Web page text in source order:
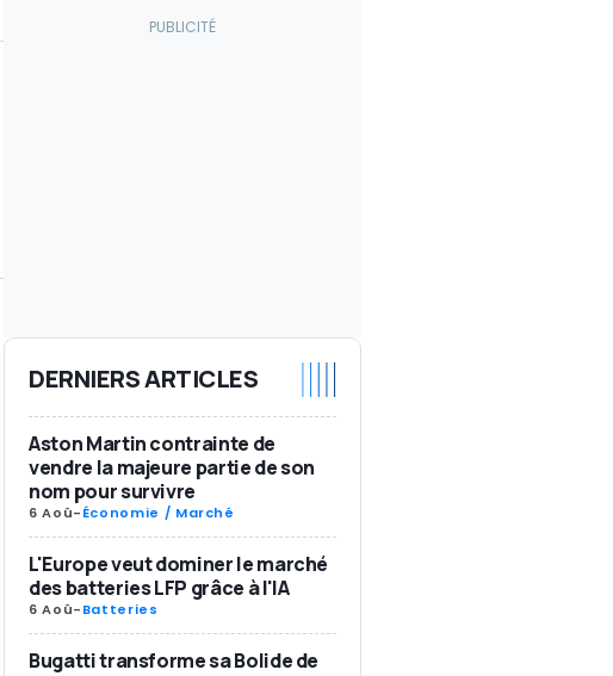
DERNIERS ARTICLES
Aston Martin contrainte de
vendre la majeure partie de son
nom pour survivre
6 Aoû-Économie / Marché
L'Europe veut dominer le marché
des batteries LFP grâce à l'IA
6 Aoû-Batteries
Bugatti transforme sa Bolide de